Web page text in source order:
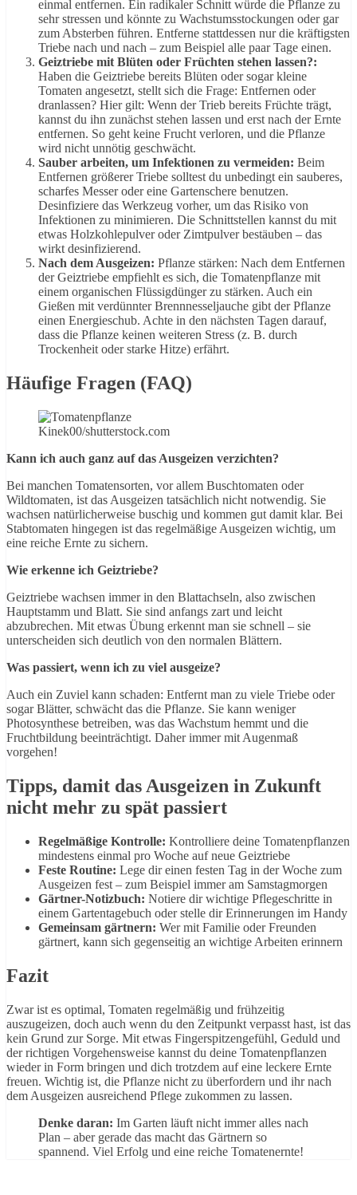
einmal entfernen. Ein radikaler Schnitt würde die Pflanze zu
sehr stressen und könnte zu Wachstumsstockungen oder gar
zum Absterben führen. Entferne stattdessen nur die kräftigsten
Triebe nach und nach – zum Beispiel alle paar Tage einen.
Geiztriebe mit Blüten oder Früchten stehen lassen?:
Haben die Geiztriebe bereits Blüten oder sogar kleine
Tomaten angesetzt, stellt sich die Frage: Entfernen oder
dranlassen? Hier gilt: Wenn der Trieb bereits Früchte trägt,
kannst du ihn zunächst stehen lassen und erst nach der Ernte
entfernen. So geht keine Frucht verloren, und die Pflanze
wird nicht unnötig geschwächt.
Sauber arbeiten, um Infektionen zu vermeiden: Beim
Entfernen größerer Triebe solltest du unbedingt ein sauberes,
scharfes Messer oder eine Gartenschere benutzen.
Desinfiziere das Werkzeug vorher, um das Risiko von
Infektionen zu minimieren. Die Schnittstellen kannst du mit
etwas Holzkohlepulver oder Zimtpulver bestäuben – das
wirkt desinfizierend.
Nach dem Ausgeizen: Pflanze stärken: Nach dem Entfernen
der Geiztriebe empfiehlt es sich, die Tomatenpflanze mit
einem organischen Flüssigdünger zu stärken. Auch ein
Gießen mit verdünnter Brennnesseljauche gibt der Pflanze
einen Energieschub. Achte in den nächsten Tagen darauf,
dass die Pflanze keinen weiteren Stress (z. B. durch
Trockenheit oder starke Hitze) erfährt.
Häufige Fragen (FAQ)
Kinek00/shutterstock.com
Kann ich auch ganz auf das Ausgeizen verzichten?
Bei manchen Tomatensorten, vor allem Buschtomaten oder
Wildtomaten, ist das Ausgeizen tatsächlich nicht notwendig. Sie
wachsen natürlicherweise buschig und kommen gut damit klar. Bei
Stabtomaten hingegen ist das regelmäßige Ausgeizen wichtig, um
eine reiche Ernte zu sichern.
Wie erkenne ich Geiztriebe?
Geiztriebe wachsen immer in den Blattachseln, also zwischen
Hauptstamm und Blatt. Sie sind anfangs zart und leicht
abzubrechen. Mit etwas Übung erkennt man sie schnell – sie
unterscheiden sich deutlich von den normalen Blättern.
Was passiert, wenn ich zu viel ausgeize?
Auch ein Zuviel kann schaden: Entfernt man zu viele Triebe oder
sogar Blätter, schwächt das die Pflanze. Sie kann weniger
Photosynthese betreiben, was das Wachstum hemmt und die
Fruchtbildung beeinträchtigt. Daher immer mit Augenmaß
vorgehen!
Tipps, damit das Ausgeizen in Zukunft
nicht mehr zu spät passiert
Regelmäßige Kontrolle: Kontrolliere deine Tomatenpflanzen
mindestens einmal pro Woche auf neue Geiztriebe
Feste Routine: Lege dir einen festen Tag in der Woche zum
Ausgeizen fest – zum Beispiel immer am Samstagmorgen
Gärtner-Notizbuch: Notiere dir wichtige Pflegeschritte in
einem Gartentagebuch oder stelle dir Erinnerungen im Handy
Gemeinsam gärtnern: Wer mit Familie oder Freunden
gärtnert, kann sich gegenseitig an wichtige Arbeiten erinnern
Fazit
Zwar ist es optimal, Tomaten regelmäßig und frühzeitig
auszugeizen, doch auch wenn du den Zeitpunkt verpasst hast, ist das
kein Grund zur Sorge. Mit etwas Fingerspitzengefühl, Geduld und
der richtigen Vorgehensweise kannst du deine Tomatenpflanzen
wieder in Form bringen und dich trotzdem auf eine leckere Ernte
freuen. Wichtig ist, die Pflanze nicht zu überfordern und ihr nach
dem Ausgeizen ausreichend Pflege zukommen zu lassen.
Denke daran: Im Garten läuft nicht immer alles nach
Plan – aber gerade das macht das Gärtnern so
spannend. Viel Erfolg und eine reiche Tomatenernte!